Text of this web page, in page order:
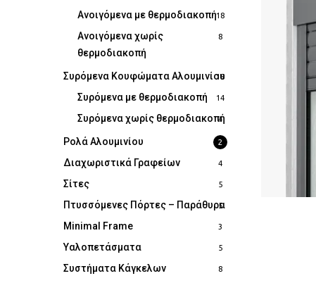
Ανοιγόμενα με θερμοδιακοπή18
Ανοιγόμενα χωρίς
θερμοδιακοπή
8
Συρόμενα Κουφώματα Αλουμινίου
18
Συρόμενα με θερμοδιακοπή 14
Συρόμενα χωρίς θερμοδιακοπή
4
Ρολά Αλουμινίου 2
Διαχωριστικά Γραφείων 4
Σίτες 5
Πτυσσόμενες Πόρτες – Παράθυρα
5
Minimal Frame 3
Υαλοπετάσματα 5
Συστήματα Κάγκελων 8